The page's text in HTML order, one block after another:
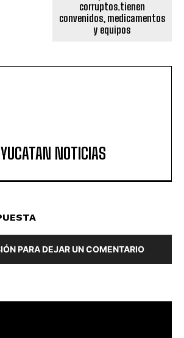
corruptos.tienen
convenidos, medicamentos
y equipos
NOTICIAS
PARA DEJAR UN COMENTARIO